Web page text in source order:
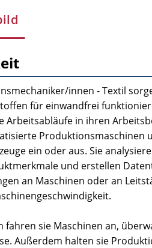
innen ‑ Textil
für einwandfrei
Arbeitsabläufe in ihren
Produktionsmaschinen
ein oder aus. Sie
und erstellen
an Maschinen oder an
fahren sie Maschinen an,
Außerdem halten sie